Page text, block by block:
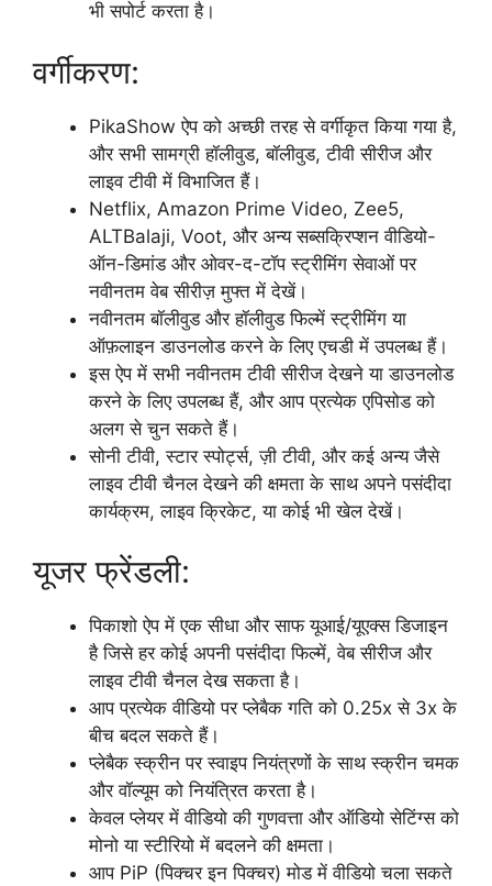
भी सपोर्ट करता है।
वर्गीकरण:
PikaShow ऐप को अच्छी तरह से वर्गीकृत किया गया है,
और सभी सामग्री हॉलीवुड, बॉलीवुड, टीवी सीरीज और
लाइव टीवी में विभाजित हैं।
Netflix, Amazon Prime Video, Zee5,
ALTBalaji, Voot, और अन्य सब्सक्रिप्शन वीडियो-
ऑन-डिमांड और ओवर-द-टॉप स्ट्रीमिंग सेवाओं पर
नवीनतम वेब सीरीज़ मुफ्त में देखें।
नवीनतम बॉलीवुड और हॉलीवुड फिल्में स्ट्रीमिंग या
ऑफ़लाइन डाउनलोड करने के लिए एचडी में उपलब्ध हैं।
इस ऐप में सभी नवीनतम टीवी सीरीज देखने या डाउनलोड
करने के लिए उपलब्ध हैं, और आप प्रत्येक एपिसोड को
अलग से चुन सकते हैं।
सोनी टीवी, स्टार स्पोर्ट्स, ज़ी टीवी, और कई अन्य जैसे
लाइव टीवी चैनल देखने की क्षमता के साथ अपने पसंदीदा
कार्यक्रम, लाइव क्रिकेट, या कोई भी खेल देखें।
यूजर फ्रेंडली:
पिकाशो ऐप में एक सीधा और साफ यूआई/यूएक्स डिजाइन
है जिसे हर कोई अपनी पसंदीदा फिल्में, वेब सीरीज और
लाइव टीवी चैनल देख सकता है।
आप प्रत्येक वीडियो पर प्लेबैक गति को 0.25x से 3x के
बीच बदल सकते हैं।
प्लेबैक स्क्रीन पर स्वाइप नियंत्रणों के साथ स्क्रीन चमक
और वॉल्यूम को नियंत्रित करता है।
केवल प्लेयर में वीडियो की गुणवत्ता और ऑडियो सेटिंग्स को
मोनो या स्टीरियो में बदलने की क्षमता।
आप PiP (पिक्चर इन पिक्चर) मोड में वीडियो चला सकते